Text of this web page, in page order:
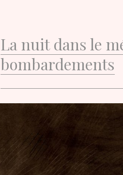
La nuit dans le
bombardements